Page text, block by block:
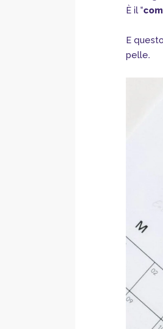
È il “
E
pelle.